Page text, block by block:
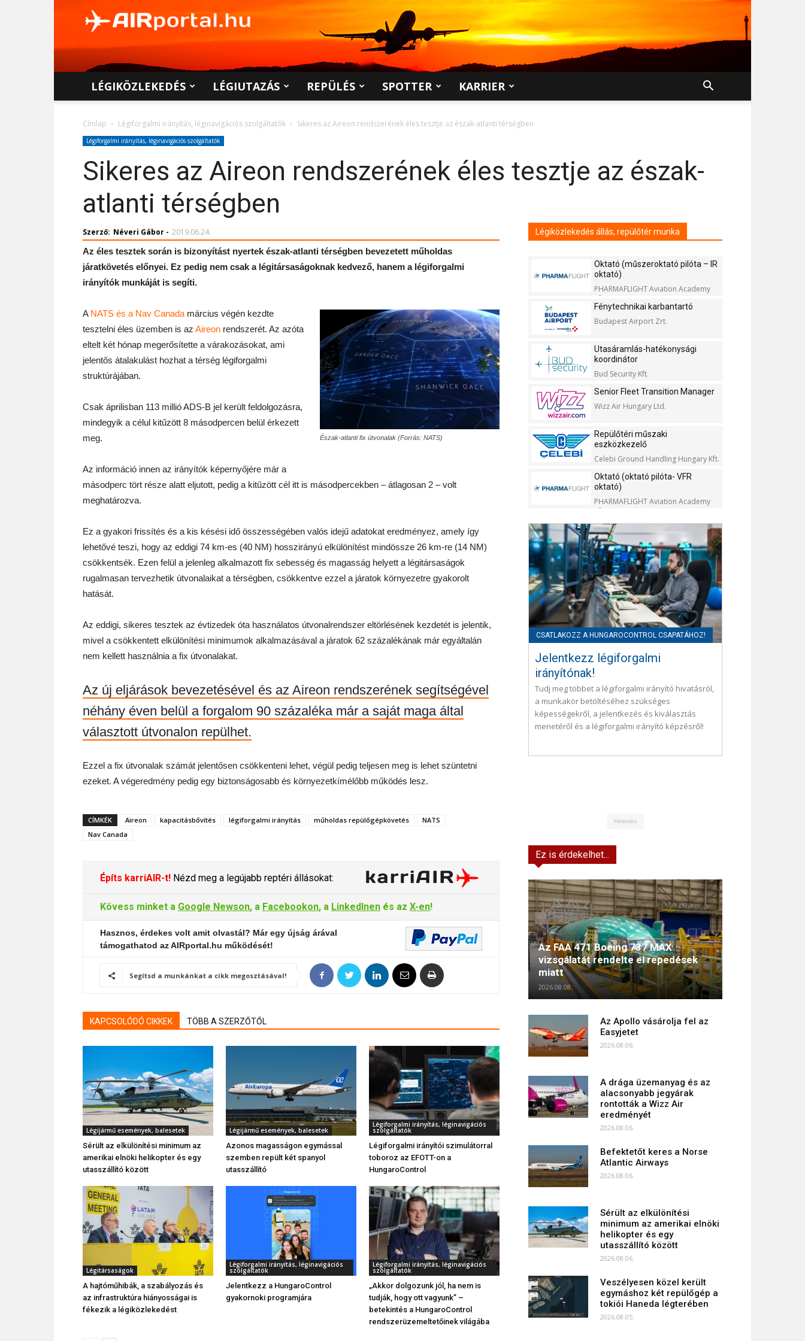
LÉGIKÖZLEKEDÉS LÉGIUTAZÁS REPÜLÉS SPOTTER KARRIER
Címlap Légiforgalmi irányítás, léginavigációs szolgáltatók Sikeres az Aireon rendszerének éles tesztje az észak-atlanti térségben
Légiforgalmi irányítás, léginavigációs szolgáltatók
Sikeres az Aireon rendszerének éles tesztje az észak-
atlanti térségben
Szerző: Néveri Gábor - 2019.06.24.
Az éles tesztek során is bizonyítást nyertek észak-atlanti térségben bevezetett műholdas
járatkövetés előnyei. Ez pedig nem csak a légitársaságoknak kedvező, hanem a légiforgalmi
irányítók munkáját is segíti.
Észak-atlanti fix útvonalak (Forrás: NATS)
A NATS és a Nav Canada március végén kezdte
tesztelni éles üzemben is az Aireon rendszerét. Az azóta
eltelt két hónap megerősítette a várakozásokat, ami
jelentős átalakulást hozhat a térség légiforgalmi
struktúrájában.
Csak áprilisban 113 millió ADS-B jel került feldolgozásra,
mindegyik a célul kitűzött 8 másodpercen belül érkezett
meg.
Az információ innen az irányítók képernyőjére már a
másodperc tört része alatt eljutott, pedig a kitűzött cél itt is másodpercekben – átlagosan 2 – volt
meghatározva.
Ez a gyakori frissítés és a kis késési idő összességében valós idejű adatokat eredményez, amely így
lehetővé teszi, hogy az eddigi 74 km-es (40 NM) hosszirányú elkülönítést mindössze 26 km-re (14 NM)
csökkentsék. Ezen felül a jelenleg alkalmazott fix sebesség és magasság helyett a légitársaságok
rugalmasan tervezhetik útvonalaikat a térségben, csökkentve ezzel a járatok környezetre gyakorolt
hatását.
Az eddigi, sikeres tesztek az évtizedek óta használatos útvonalrendszer eltörlésének kezdetét is jelentik,
mivel a csökkentett elkülönítési minimumok alkalmazásával a járatok 62 százalékának már egyáltalán
nem kellett használnia a fix útvonalakat.
Az új eljárások bevezetésével és az Aireon rendszerének segítségével
néhány éven belül a forgalom 90 százaléka már a saját maga által
választott útvonalon repülhet.
Ezzel a fix útvonalak számát jelentősen csökkenteni lehet, végül pedig teljesen meg is lehet szüntetni
ezeket. A végeredmény pedig egy biztonságosabb és környezetkímélőbb működés lesz.
CÍMKÉK Aireon kapacitásbővítés légiforgalmi irányítás műholdas repülőgépkövetés
NATS
Nav Canada
Építs karriAIR-t! Nézd meg a legújabb reptéri állásokat:
Kövess minket a Google Newson, a Facebookon, a LinkedInen és az X-en!
Hasznos, érdekes volt amit olvastál? Már egy újság árával
támogathatod az AIRportal.hu működését!
Segítsd a munkánkat a cikk megosztásával!
KAPCSOLÓDÓ CIKKEK TÖBB A SZERZŐTŐL
Légijármű események, balesetek
Sérült az elkülönítési minimum az
amerikai elnöki helikopter és egy
utasszállító között
Légijármű események, balesetek
Azonos magasságon egymással
szemben repült két spanyol
utasszállító
Légiforgalmi irányítás, léginavigációs
szolgáltatók
Légiforgalmi irányítói szimulátorral
toboroz az EFOTT-on a
HungaroControl
Légitársaságok
A hajtóműhibák, a szabályozás és
az infrastruktúra hiányosságai is
fékezik a légiközlekedést
Légiforgalmi irányítás, léginavigációs
szolgáltatók
Jelentkezz a HungaroControl
gyakornoki programjára
Légiforgalmi irányítás, léginavigációs
szolgáltatók
„Akkor dolgozunk jól, ha nem is
tudják, hogy ott vagyunk” –
betekintés a HungaroControl
rendszerüzemeltetőinek világába
Légiközlekedés állás, repülőtér munka
Oktató (műszeroktató pilóta – IR
oktató)
PHARMAFLIGHT Aviation Academy
Kft.
Fénytechnikai karbantartó
Budapest Airport Zrt.
Utasáramlás-hatékonysági
koordinátor
Bud Security Kft.
Senior Fleet Transition Manager
Wizz Air Hungary Ltd.
Repülőtéri műszaki
eszközkezelő
Celebi Ground Handling Hungary Kft.
Oktató (oktató pilóta- VFR
oktató)
PHARMAFLIGHT Aviation Academy
Kft.
Jelentkezz légiforgalmi
irányítónak!
Tudj meg többet a légiforgalmi irányító hivatásról,
a munkakör betöltéséhez szükséges
képességekről, a jelentkezés és kiválasztás
menetéről és a légiforgalmi irányító képzésről!
Hirdetés
Ez is érdekelhet...
Az FAA 471 Boeing 737 MAX
vizsgálatát rendelte el repedések
miatt
2026.08.08.
Az Apollo vásárolja fel az
Easyjetet
2026.08.06.
A drága üzemanyag és az
alacsonyabb jegyárak
rontották a Wizz Air
eredményét
2026.08.06.
Befektetőt keres a Norse
Atlantic Airways
2026.08.06.
Sérült az elkülönítési
minimum az amerikai elnöki
helikopter és egy
utasszállító között
2026.08.06.
Veszélyesen közel került
egymáshoz két repülőgép a
tokiói Haneda légterében
2026.08.05.